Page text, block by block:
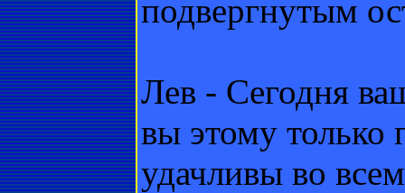
подвергнутым
Лев - Сегодня
вы этому только
удачливы во